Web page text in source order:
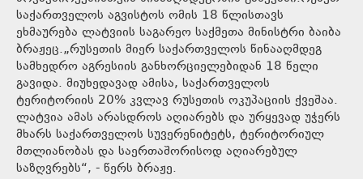
საქართველოს აგვისტოს ომის 18 წლისთავს
ეხმაურება ლატვიის საგარეო საქმეთა მინისტრი ბაიბა
ბრაჟეც.„რუსეთის მიერ საქართველოს წინააღმდეგ
სამხედრო აგრესიის განხორციელებიდან 18 წელი
გავიდა. მიუხედავად ამისა, საქართველოს
ტერიტორიის 20% კვლავ რუსეთის ოკუპაციის ქვეშაა.
ლატვია ამას არასდროს აღიარებს და ურყევად უჭერს
მხარს საქართველოს სუვერენიტეტს, ტერიტორიულ
მთლიანობას და საერთაშორისოდ აღიარებულ
საზღვრებს“, - წერს ბრაჟე.